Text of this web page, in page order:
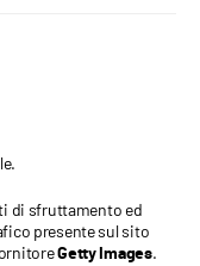
di sfruttamento ed
presente sul sito
Getty Images.